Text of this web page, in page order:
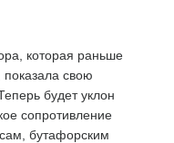
которая раньше
показала свою
будет уклон
сопротивление
бутафорским